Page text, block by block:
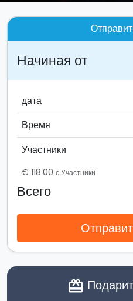
Начиная от
дата
Время
Участники
€ 118.00 с Участники
Всего
card_giftcard